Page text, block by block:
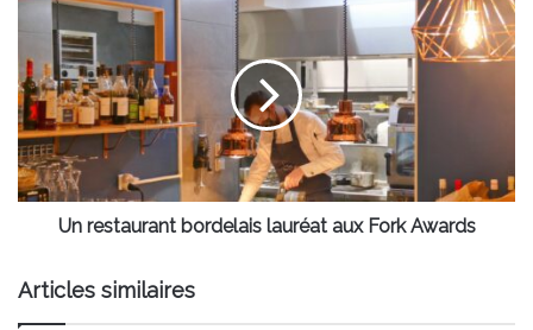
restaurant
bordelais
lauréat
aux
Fork
Awards
Un restaurant bordelais lauréat aux Fork Awards
Articles similaires